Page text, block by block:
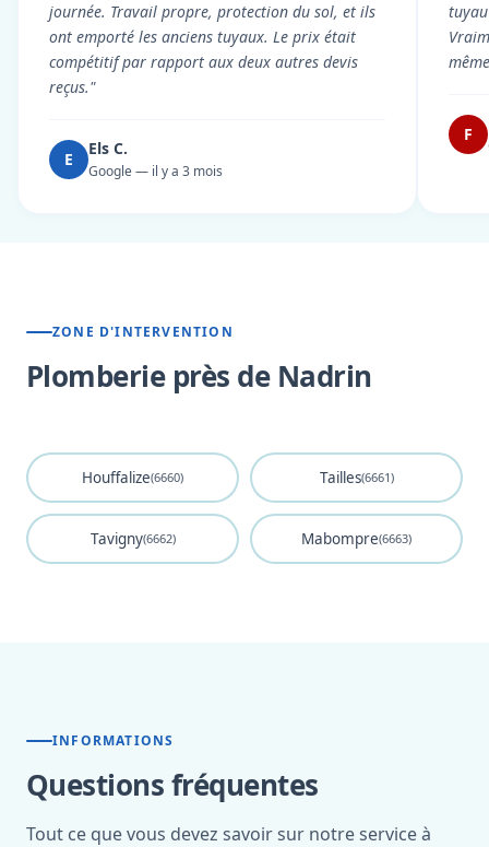
journée. Travail propre, protection du sol, et ils
ont emporté les anciens tuyaux. Le prix était
compétitif par rapport aux deux autres devis
reçus."
E
Els C.
Google — il y a 3 mois
F
ZONE D'INTERVENTION
Plomberie près de Nadrin
Houffalize(6660) Tailles(6661)
Tavigny(6662) Mabompre(6663)
INFORMATIONS
Questions fréquentes
Tout ce que vous devez savoir sur notre service à